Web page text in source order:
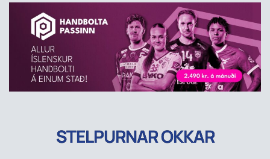
STELPURNAR OKKAR